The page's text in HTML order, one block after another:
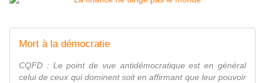
Mort à la démocratie
CQFD : Le point de vue antidémocratique est en général
celui de ceux qui dominent soit en affirmant que leur pouvoir